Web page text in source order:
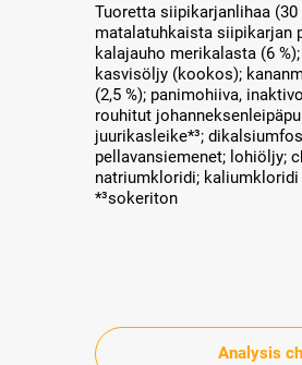
Tuoretta siipikarjanlihaa (30
matalatuhkaista siipikarjan
kalajauho merikalasta (6
kasvisöljy (kookos);
(2,5 %); panimohiiva,
rouhitut
juurikasleike*³;
pellavansiemenet; lohiöljy;
natriumkloridi;
*³sokeriton
Analysis